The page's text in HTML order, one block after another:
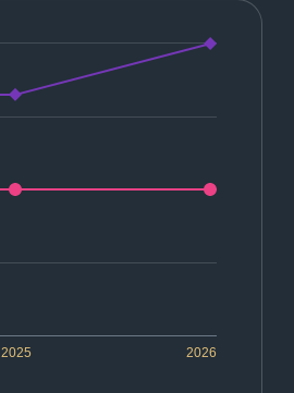
2025 2026